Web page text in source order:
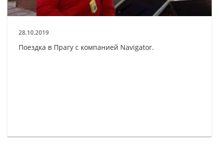
28.10.2019
Поездка в Прагу с компанией Navigator.